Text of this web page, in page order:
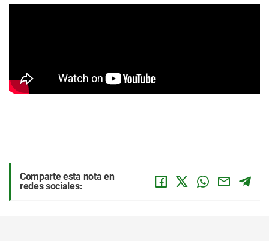
Comparte esta nota en
redes sociales: